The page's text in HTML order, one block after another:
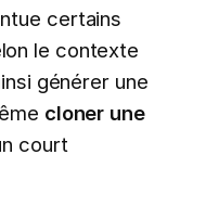
certains
le contexte
générer une
cloner une
court